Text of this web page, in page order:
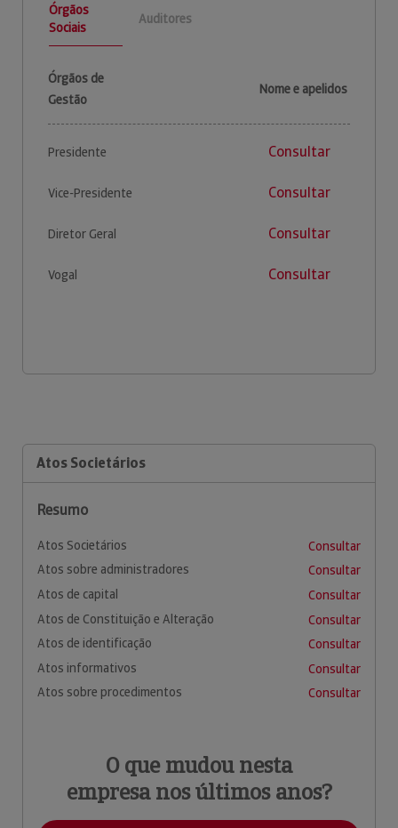
Órgãos
Sociais
Auditores
Órgãos de
Gestão
Nome e apelidos
Presidente Consultar
Vice-Presidente Consultar
Diretor Geral Consultar
Vogal Consultar
Atos Societários
Resumo
Atos Societários
Consultar
Atos sobre administradores
Consultar
Atos de capital
Consultar
Atos de Constituição e Alteração
Consultar
Atos de identificação
Consultar
Atos informativos
Consultar
Atos sobre procedimentos
Consultar
O que mudou nesta
empresa nos últimos anos?